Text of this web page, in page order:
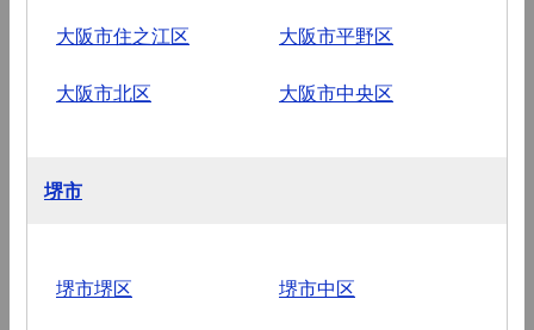
大阪市住之江区 大阪市平野区
大阪市北区 大阪市中央区
堺市
堺市堺区 堺市中区